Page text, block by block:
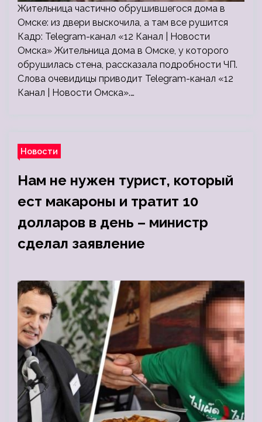
Жительница частично обрушившегося дома в
Омске: из двери выскочила, а там все рушится
Кадр: Telegram-канал «12 Канал | Новости
Омска» Жительница дома в Омске, у которого
обрушилась стена, рассказала подробности ЧП.
Слова очевидицы приводит Telegram-канал «12
Канал | Новости Омска».…
Новости
Нам не нужен турист, который
ест макароны и тратит 10
долларов в день – министр
сделал заявление